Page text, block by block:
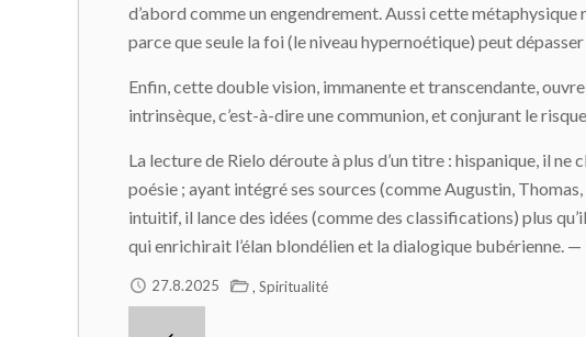
d’abord comme un engendrement. Aussi cette métaphysique
parce que seule la foi (le niveau hypernoétique) peut
Enfin, cette double vision, immanente et transcendante,
intrinsèque, c’est-à-dire une communion, et conjurant le
La lecture de Rielo déroute à plus d’un titre : hispanique, il
poésie ; ayant intégré ses sources (comme Augustin,
intuitif, il lance des idées (comme des classifications) plus
qui enrichirait l’élan blondélien et la dialogique bubérienne. —
27.8.2025 , Spiritualité